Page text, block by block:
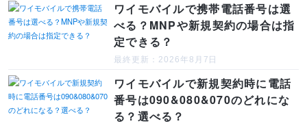
ワイモバイルで携帯電話番号は選
べる？MNPや新規契約の場合は指
定できる？
最終更新：2026年8月7日
ワイモバイルで新規契約時に電話
番号は090&080&070のどれにな
る？選べる？